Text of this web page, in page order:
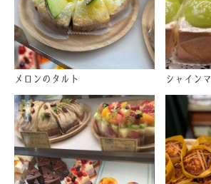
メロンのタルト シャイン